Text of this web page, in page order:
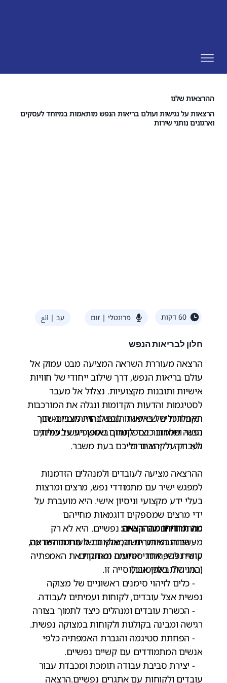
ההרצאות שלנו
הרצאות על נגישות ועולם בריאות הנפש מותאמות במיוחד לעסקים
וארגונים נותני שירות
חלון לבריאות הנפש
הרצאה מעוררת השראה המציעה מבט עמוק אל
עולם בריאות הנפש, דרך שילוב ייחודי של חוויות
אישיות ותובנות מקצועיות. נצלול אל מעבר
לסטיגמות והדעות הקדומות ונגלה את המורכבות
האמיתית של בריאות הנפש בחיי היומיום- תוך
הבנה שמדובר בספקטרום שמשפיע על כולנו,
ולא רק על ״האחרים״.
תקבלו כלים שיאפשרו לכם לזהות מצבי משבר
נפשי ותלמדו כיצד לתמוך באופן רגיש בעמיתים
לעבודה ולקרובים רליכם בעת משבר.
ההרצאה מציעה לעובדים ולמנהלים הזדמנות
למפגש ישיר עם מתמודדי נפש, מרצים ומרצות
בעלי ידע מקצועי וניסיון אישי. היא מועברת על
ידי מרצים שמספקים דוגמאות מחייהם
כמתמודדים עם קשיים נפשיים. היא לא רק
מעשירה במידע חשוב, אלא גם מעוררת השראה,
עוזרת להפחתת סטיגמה ומחזקת את האמפתיה
והרגישות כלפי אוכלוסייה זו.
מה תרוויחו מההרצאה:
- הבנת האתגרים והמצוקות של מתמודדים עם
קושי נפשי, אחרי ארועים מאתגרים
(כמו ה 7 באוקטובר)
- כלים לזיהוי סימנים ראשוניים של מצוקה
נפשית אצל עובדים, לקוחות ועמיתים לעבודה.
- הכשרת עובדים ומנהלים כיצד לתמוך בצורה
רגישה ומבינה בקולגות ולקוחות במצוקה נפשית.
- הפחתת סטיגמה והגברת האמפתיה כלפי
אנשים המתמודדים עם קשיים נפשיים.
- יצירת סביבת עבודה תומכת ומכבדת עבור
עובדים ולקוחות עם אתגרים נפשיים.הרצאה